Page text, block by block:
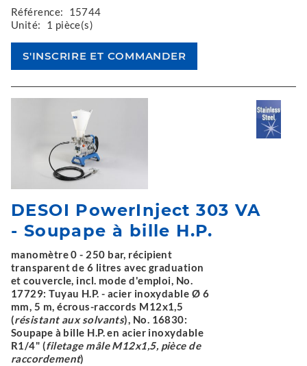
Référence:
15744
Unité:
1 pièce(s)
DESOI PowerInject 303 VA
- Soupape à bille H.P.
manomètre 0 - 250 bar, récipient
transparent de 6 litres avec graduation
et couvercle, incl. mode d'emploi, No.
17729: Tuyau H.P. - acier inoxydable Ø 6
mm, 5 m, écrous-raccords M12x1,5
(résistant aux solvants), No. 16830:
Soupape à bille H.P. en acier inoxydable
R1/4" (filetage mâle M12x1,5, pièce de
raccordement)